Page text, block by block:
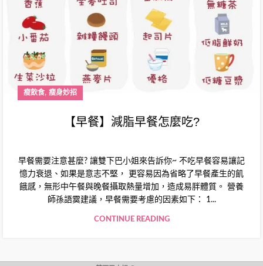
瘦飲食, 瘦身妙招
【早餐】減脂早餐怎麼吃?
早餐需要注意甚麼? 讓雙下巴小姐來告訴你~ 不吃早餐容易讓記
憶力衰退、如果是意志不堅， 更容易因為省略了早餐產生的飢
餓感，無形中午餐與晚餐攝取熱量增加，造成易胖體質。 營養
師孫語霙建議，早餐需要考慮的因素如下： 1...
CONTINUE READING